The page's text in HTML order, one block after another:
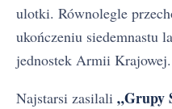
ulotki. Równolegle
ukończeniu siedemnastu
jednostek Armii Krajowej.
Najstarsi zasilali „Grupy